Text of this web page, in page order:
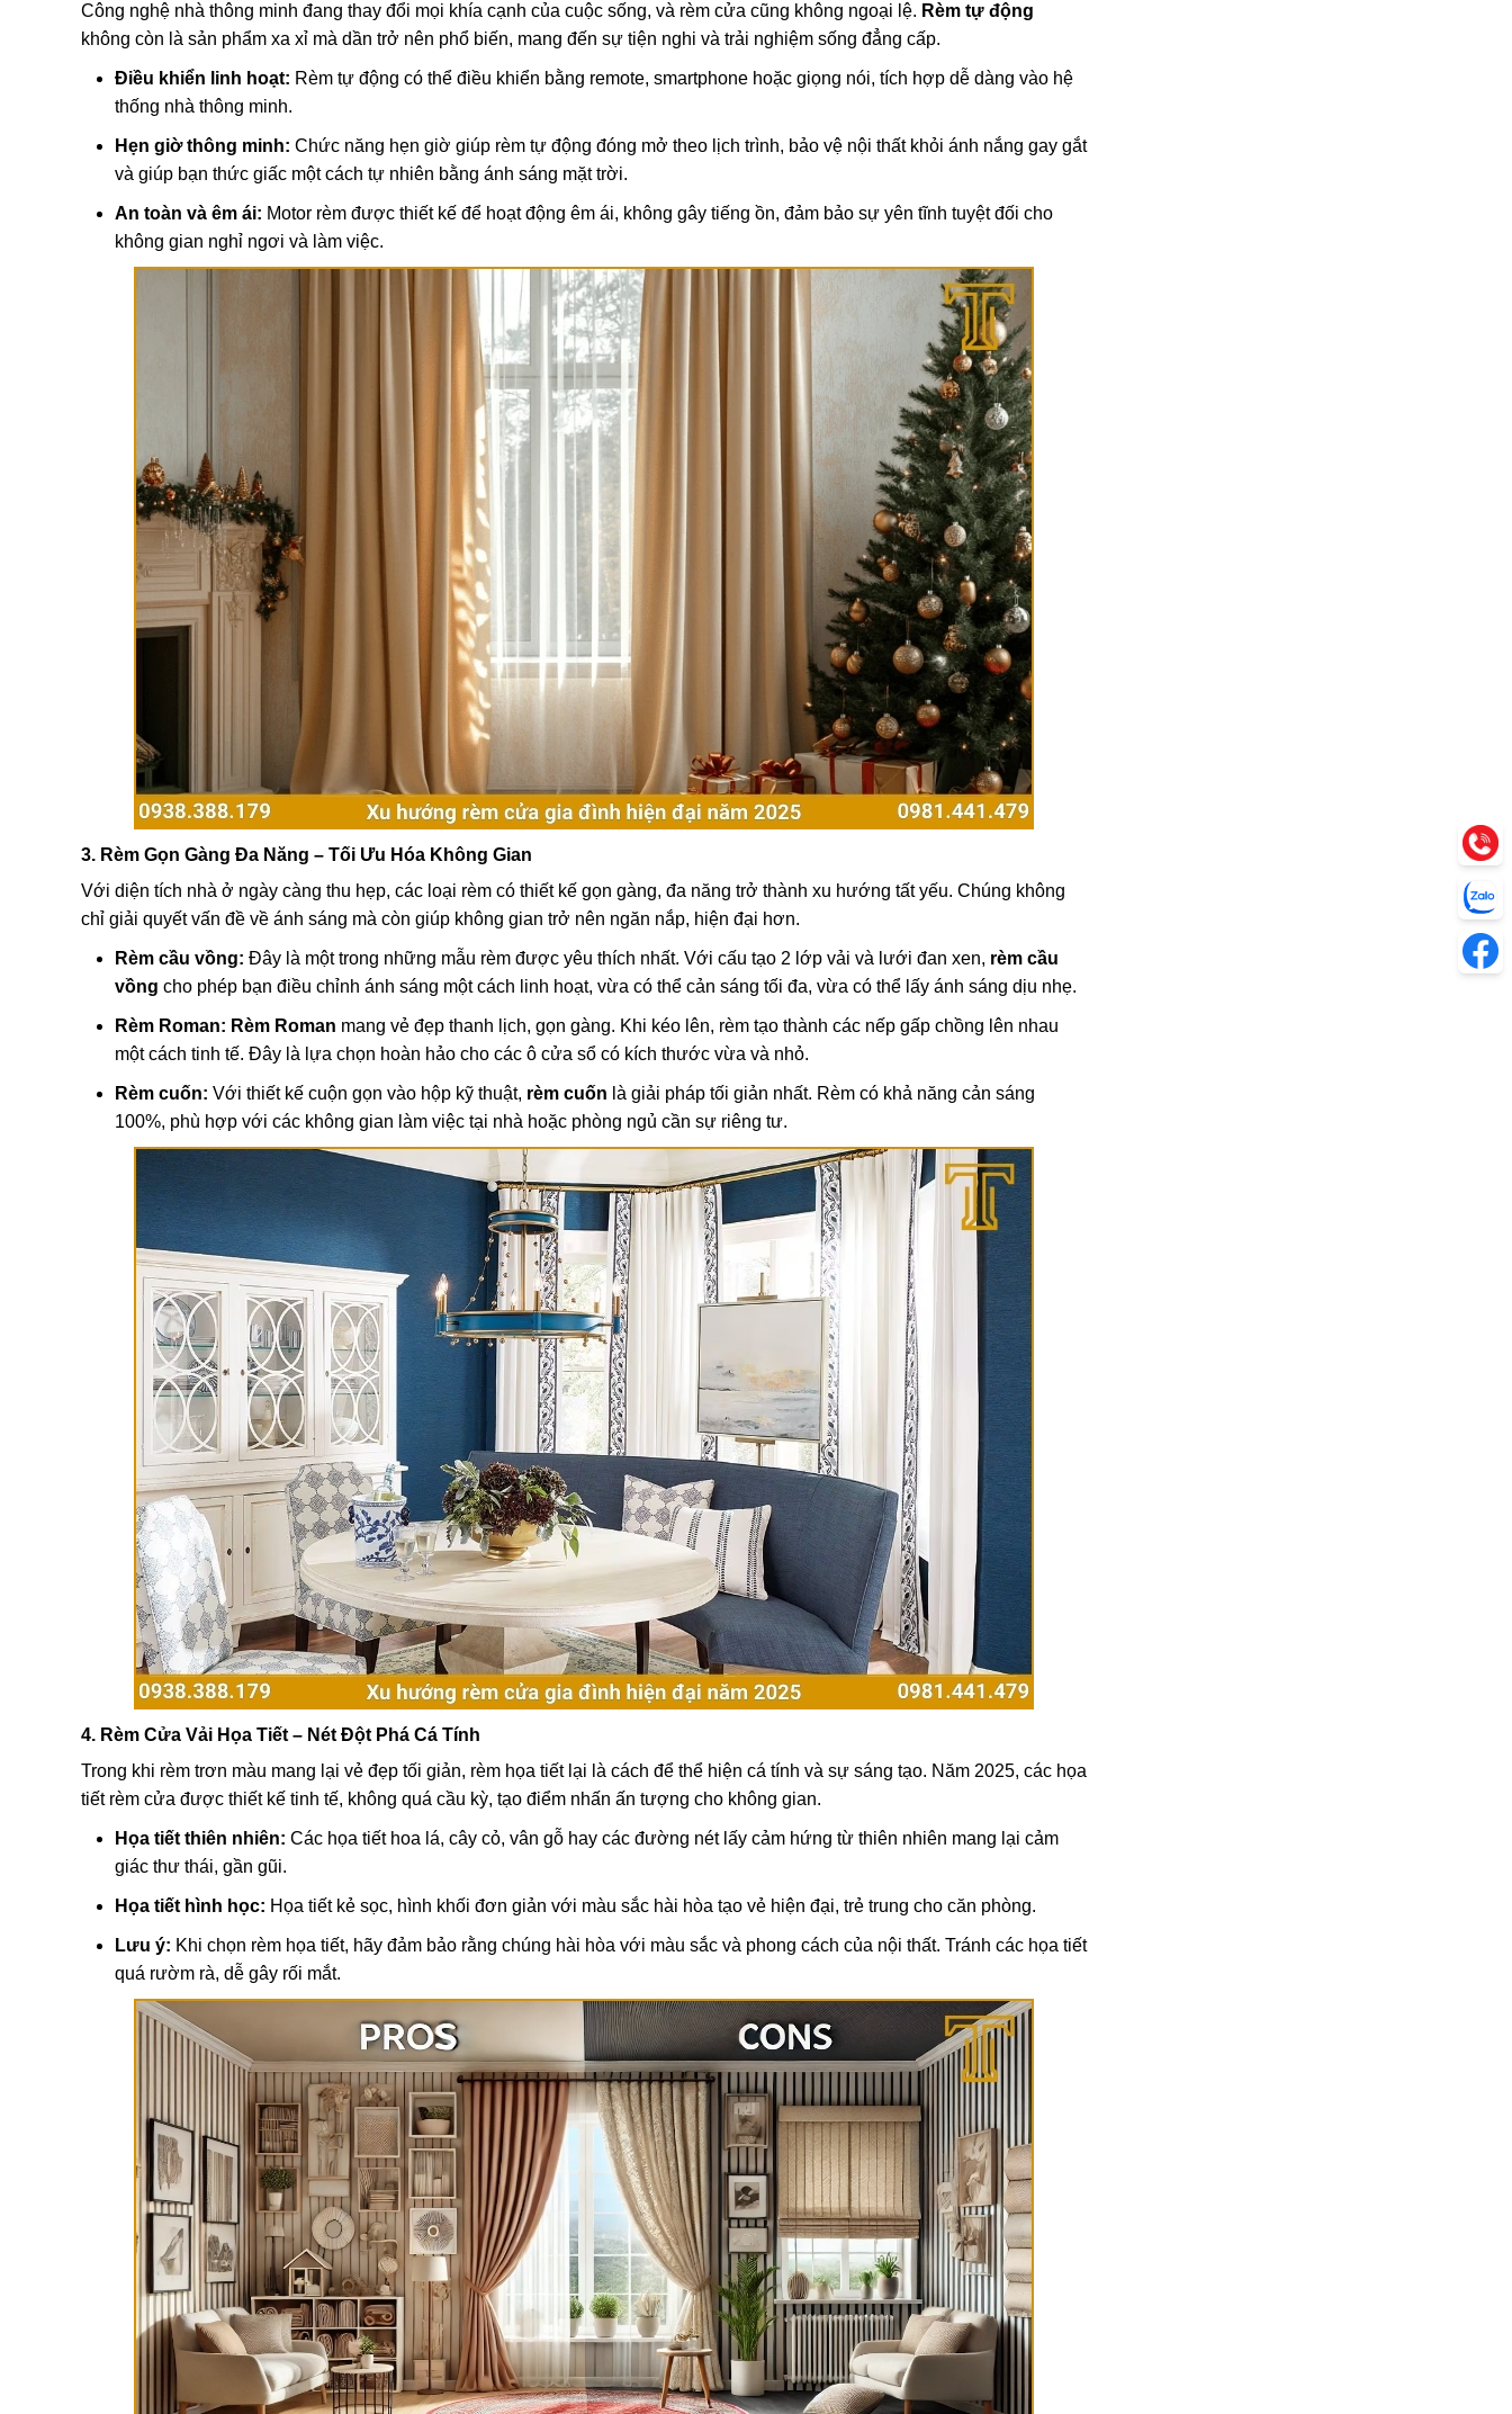
Công nghệ nhà thông minh đang thay đổi mọi khía cạnh của cuộc sống, và rèm cửa cũng không ngoại lệ. Rèm tự động
không còn là sản phẩm xa xỉ mà dần trở nên phổ biến, mang đến sự tiện nghi và trải nghiệm sống đẳng cấp.
Điều khiển linh hoạt: Rèm tự động có thể điều khiển bằng remote, smartphone hoặc giọng nói, tích hợp dễ dàng vào hệ
thống nhà thông minh.
Hẹn giờ thông minh: Chức năng hẹn giờ giúp rèm tự động đóng mở theo lịch trình, bảo vệ nội thất khỏi ánh nắng gay gắt
và giúp bạn thức giấc một cách tự nhiên bằng ánh sáng mặt trời.
An toàn và êm ái: Motor rèm được thiết kế để hoạt động êm ái, không gây tiếng ồn, đảm bảo sự yên tĩnh tuyệt đối cho
không gian nghỉ ngơi và làm việc.
3. Rèm Gọn Gàng Đa Năng – Tối Ưu Hóa Không Gian
Với diện tích nhà ở ngày càng thu hẹp, các loại rèm có thiết kế gọn gàng, đa năng trở thành xu hướng tất yếu. Chúng không
chỉ giải quyết vấn đề về ánh sáng mà còn giúp không gian trở nên ngăn nắp, hiện đại hơn.
Rèm cầu vồng: Đây là một trong những mẫu rèm được yêu thích nhất. Với cấu tạo 2 lớp vải và lưới đan xen, rèm cầu
vồng cho phép bạn điều chỉnh ánh sáng một cách linh hoạt, vừa có thể cản sáng tối đa, vừa có thể lấy ánh sáng dịu nhẹ.
Rèm Roman: Rèm Roman mang vẻ đẹp thanh lịch, gọn gàng. Khi kéo lên, rèm tạo thành các nếp gấp chồng lên nhau
một cách tinh tế. Đây là lựa chọn hoàn hảo cho các ô cửa sổ có kích thước vừa và nhỏ.
Rèm cuốn: Với thiết kế cuộn gọn vào hộp kỹ thuật, rèm cuốn là giải pháp tối giản nhất. Rèm có khả năng cản sáng
100%, phù hợp với các không gian làm việc tại nhà hoặc phòng ngủ cần sự riêng tư.
4. Rèm Cửa Vải Họa Tiết – Nét Đột Phá Cá Tính
Trong khi rèm trơn màu mang lại vẻ đẹp tối giản, rèm họa tiết lại là cách để thể hiện cá tính và sự sáng tạo. Năm 2025, các họa
tiết rèm cửa được thiết kế tinh tế, không quá cầu kỳ, tạo điểm nhấn ấn tượng cho không gian.
Họa tiết thiên nhiên: Các họa tiết hoa lá, cây cỏ, vân gỗ hay các đường nét lấy cảm hứng từ thiên nhiên mang lại cảm
giác thư thái, gần gũi.
Họa tiết hình học: Họa tiết kẻ sọc, hình khối đơn giản với màu sắc hài hòa tạo vẻ hiện đại, trẻ trung cho căn phòng.
Lưu ý: Khi chọn rèm họa tiết, hãy đảm bảo rằng chúng hài hòa với màu sắc và phong cách của nội thất. Tránh các họa tiết
quá rườm rà, dễ gây rối mắt.